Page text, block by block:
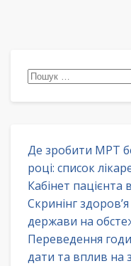
Пошук:
Де зробити МРТ
році: список
Кабінет
Скринінг
держави на
Переведення
дати та вплив на